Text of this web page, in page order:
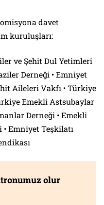
davet
kuruluşları:
ve Şehit Dul Yetimleri
Derneği • Emniyet
Aileleri Vakfı • Türkiye
Emekli Astsubaylar
Derneği • Emekli
Emniyet Teşkilatı
olur